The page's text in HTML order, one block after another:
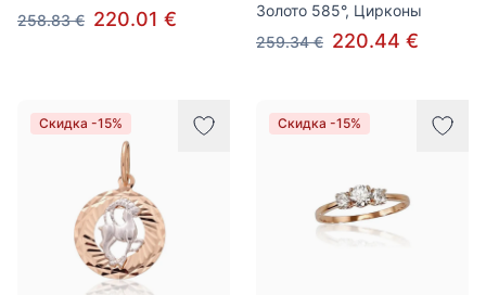
258.83 € 220.01 €
Золото 585°, Цирконы
259.34 € 220.44 €
Скидка -15% Скидка -15%